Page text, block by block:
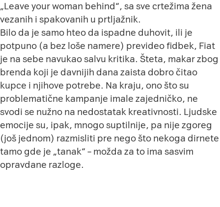
„Leave your woman behind“, sa sve crtežima žena
vezanih i spakovanih u prtljažnik.
Bilo da je samo hteo da ispadne duhovit, ili je
potpuno (a bez loše namere) prevideo fidbek, Fiat
je na sebe navukao salvu kritika. Šteta, makar zbog
brenda koji je davnijih dana zaista dobro čitao
kupce i njihove potrebe. Na kraju, ono što su
problematične kampanje imale zajedničko, ne
svodi se nužno na nedostatak kreativnosti. Ljudske
emocije su, ipak, mnogo suptilnije, pa nije zgoreg
(još jednom) razmisliti pre nego što nekoga dirnete
tamo gde je „tanak“ – možda za to ima sasvim
opravdane razloge.